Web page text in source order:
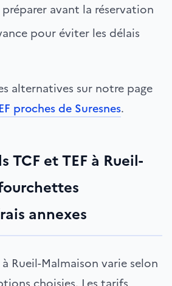
avant la réservation
pour éviter les délais
alternatives sur notre page
proches de Suresnes.
TCF et TEF à Rueil-
annexes
à Rueil-Malmaison varie selon